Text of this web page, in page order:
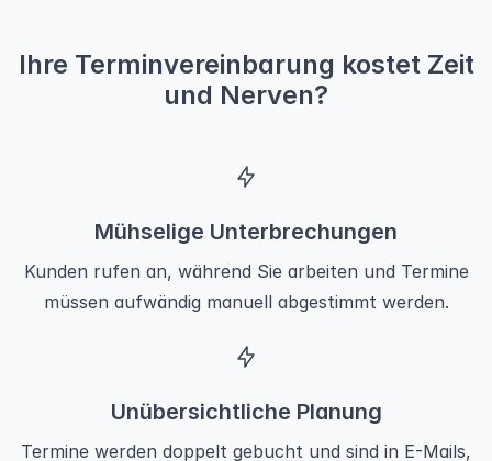
Ihre Terminvereinbarung kostet Zeit
und Nerven?
Mühselige Unterbrechungen
Kunden rufen an, während Sie arbeiten und Termine
müssen aufwändig manuell abgestimmt werden.
Unübersichtliche Planung
Termine werden doppelt gebucht und sind in E-Mails,